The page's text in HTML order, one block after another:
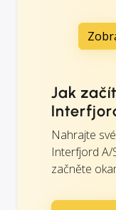
Jak
Nahrajte
Interfjord A/
začněte